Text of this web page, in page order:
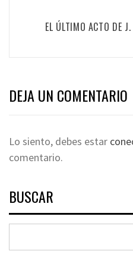
EL ÚLTIMO ACTO DE J.
DEJA UN COMENTARIO
Lo siento, debes estar
comentario.
BUSCAR